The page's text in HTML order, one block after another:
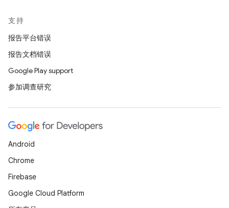
支持
报告平台错误
报告文档错误
Google Play support
参加调查研究
Android
Chrome
Firebase
Google Cloud Platform